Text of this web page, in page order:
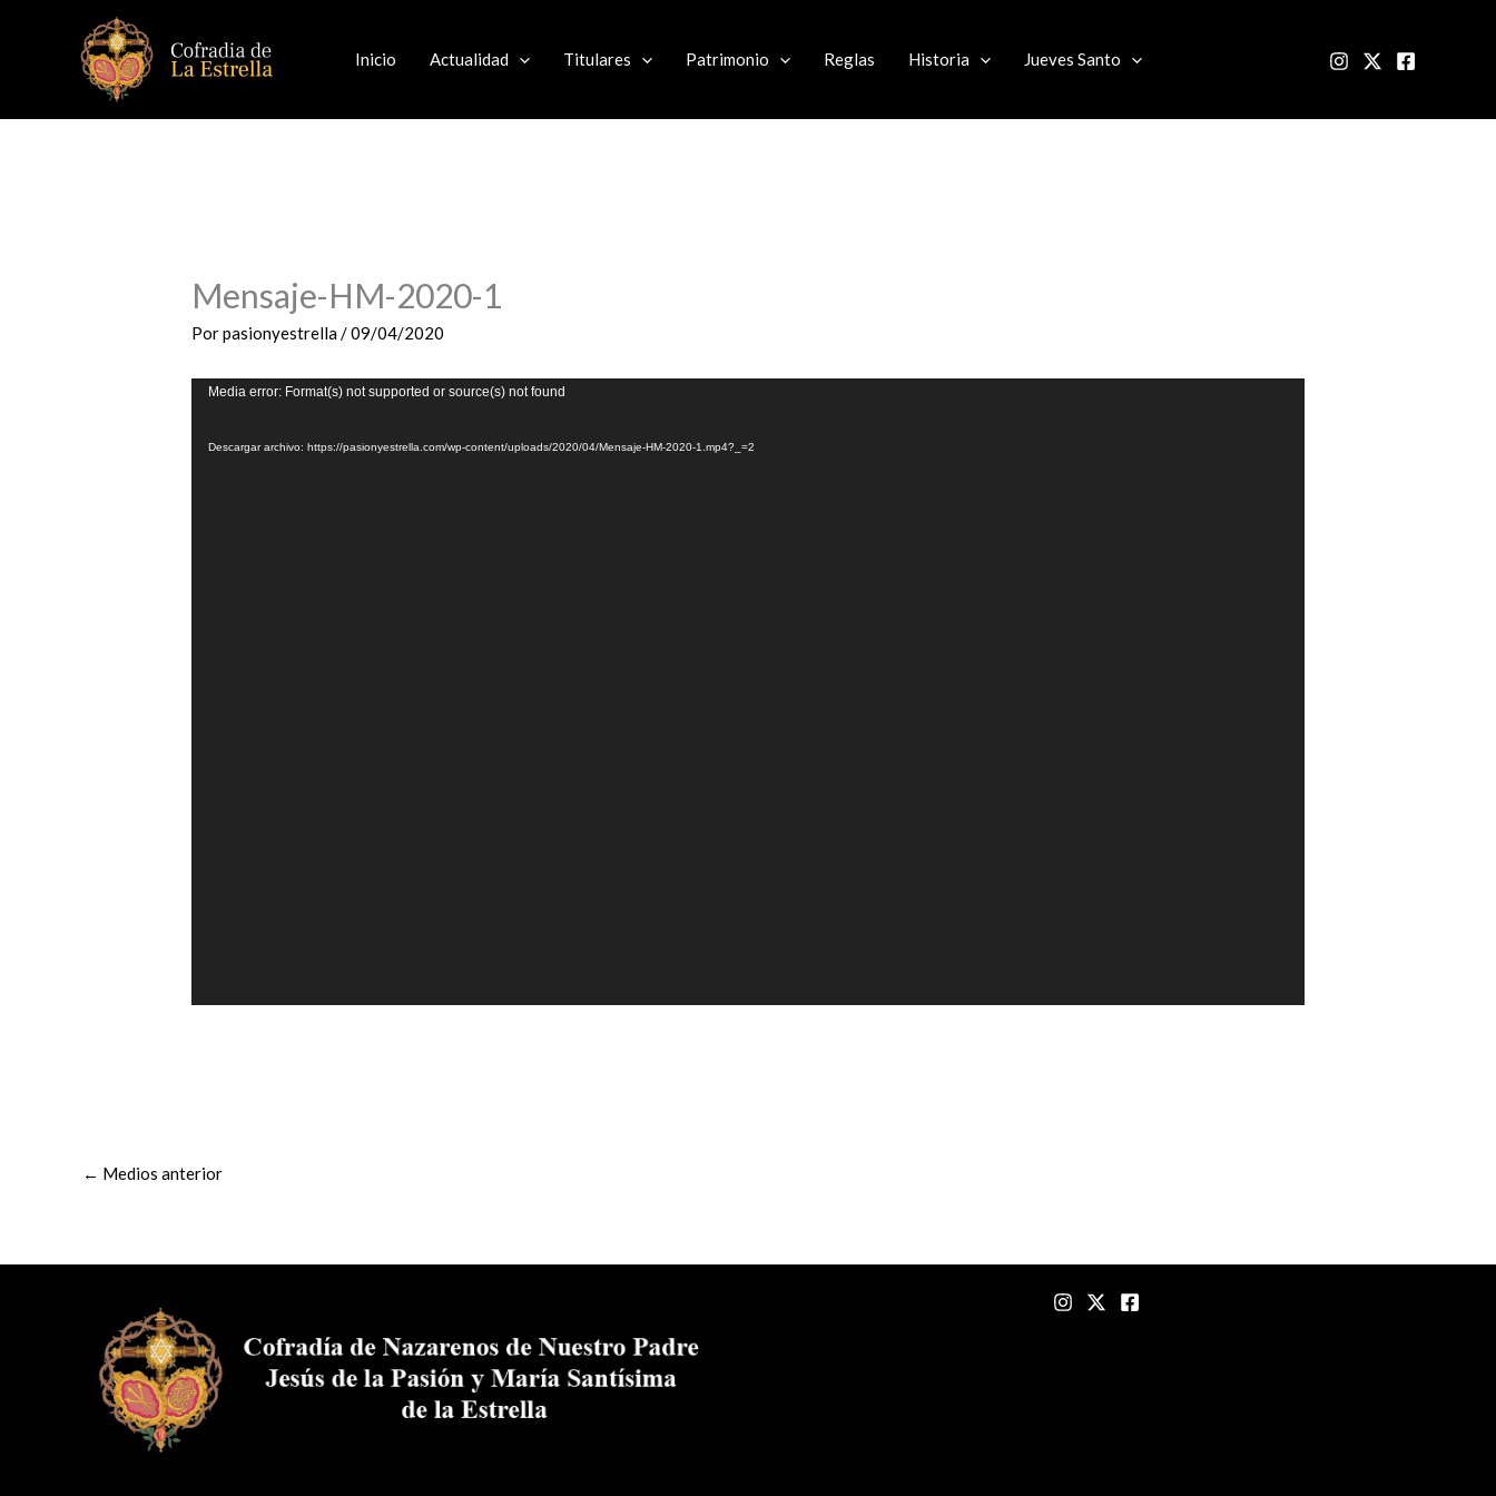
Inicio Actualidad Titulares Patrimonio Reglas Historia Jueves Santo
Mensaje-HM-2020-1
Porpasionyestrella/09/04/2020
Reproductor
vídeo
Media error: Format(s) not supported or source(s) not found
Descargar archivo: https://pasionyestrella.com/wp-content/uploads/2020/04/Mensaje-HM-2020-1.mp4?_=2
← Medios anterior